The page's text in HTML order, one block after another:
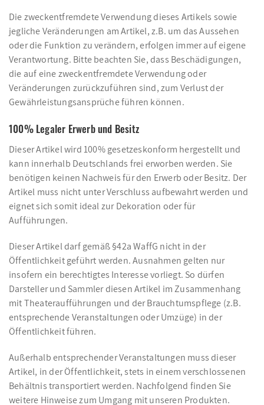
Die zweckentfremdete Verwendung dieses Artikels sowie
jegliche Veränderungen am Artikel, z.B. um das Aussehen
oder die Funktion zu verändern, erfolgen immer auf eigene
Verantwortung. Bitte beachten Sie, dass Beschädigungen,
die auf eine zweckentfremdete Verwendung oder
Veränderungen zurückzuführen sind, zum Verlust der
Gewährleistungsansprüche führen können.
100% Legaler Erwerb und Besitz
Dieser Artikel wird 100% gesetzeskonform hergestellt und
kann innerhalb Deutschlands frei erworben werden. Sie
benötigen keinen Nachweis für den Erwerb oder Besitz. Der
Artikel muss nicht unter Verschluss aufbewahrt werden und
eignet sich somit ideal zur Dekoration oder für
Aufführungen.
Dieser Artikel darf gemäß §42a WaffG nicht in der
Öffentlichkeit geführt werden. Ausnahmen gelten nur
insofern ein berechtigtes Interesse vorliegt. So dürfen
Darsteller und Sammler diesen Artikel im Zusammenhang
mit Theateraufführungen und der Brauchtumspflege (z.B.
entsprechende Veranstaltungen oder Umzüge) in der
Öffentlichkeit führen.
Außerhalb entsprechender Veranstaltungen muss dieser
Artikel, in der Öffentlichkeit, stets in einem verschlossenen
Behältnis transportiert werden. Nachfolgend finden Sie
weitere Hinweise zum Umgang mit unseren Produkten.